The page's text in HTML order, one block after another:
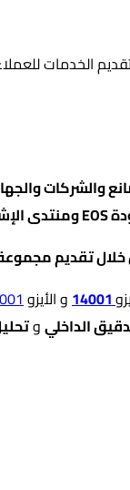
الخدمات
خلال تقديم
14001 و الأيزو
الداخليو